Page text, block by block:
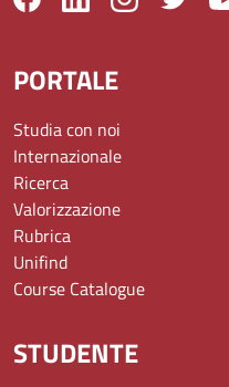
PORTALE
Studia con noi
Internazionale
Ricerca
Valorizzazione
Rubrica
Unifind
Course Catalogue
STUDENTE